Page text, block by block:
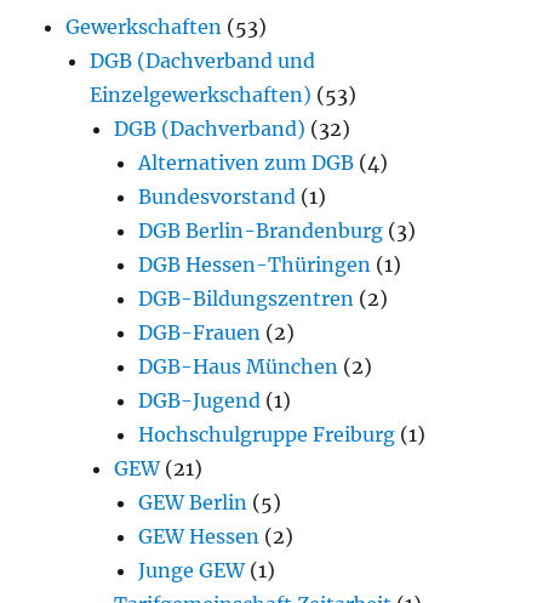
Gewerkschaften (53)
DGB (Dachverband und
Einzelgewerkschaften) (53)
DGB (Dachverband) (32)
Alternativen zum DGB (4)
Bundesvorstand (1)
DGB Berlin-Brandenburg (3)
DGB Hessen-Thüringen (1)
DGB-Bildungszentren (2)
DGB-Frauen (2)
DGB-Haus München (2)
DGB-Jugend (1)
Hochschulgruppe Freiburg (1)
GEW(21)
GEW Berlin (5)
GEW Hessen (2)
Junge GEW(1)